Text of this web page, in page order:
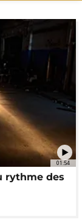
01:54
rythme des